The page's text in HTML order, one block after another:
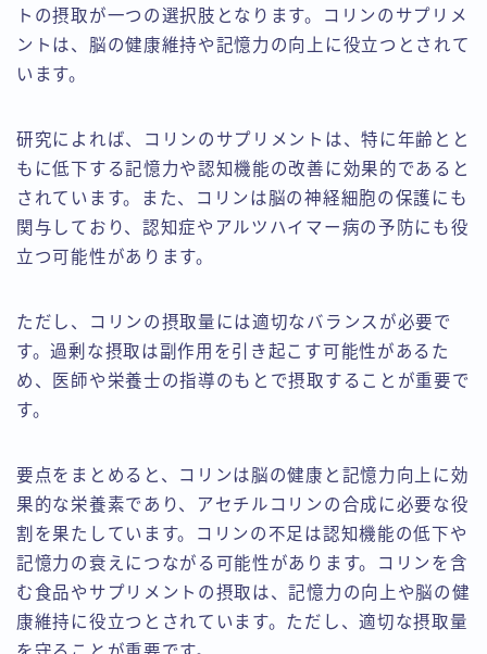
トの摂取が一つの選択肢となります。コリンのサプリメ
ントは、脳の健康維持や記憶力の向上に役立つとされて
います。
研究によれば、コリンのサプリメントは、特に年齢とと
もに低下する記憶力や認知機能の改善に効果的であると
されています。また、コリンは脳の神経細胞の保護にも
関与しており、認知症やアルツハイマー病の予防にも役
立つ可能性があります。
ただし、コリンの摂取量には適切なバランスが必要で
す。過剰な摂取は副作用を引き起こす可能性があるた
め、医師や栄養士の指導のもとで摂取することが重要で
す。
要点をまとめると、コリンは脳の健康と記憶力向上に効
果的な栄養素であり、アセチルコリンの合成に必要な役
割を果たしています。コリンの不足は認知機能の低下や
記憶力の衰えにつながる可能性があります。コリンを含
む食品やサプリメントの摂取は、記憶力の向上や脳の健
康維持に役立つとされています。ただし、適切な摂取量